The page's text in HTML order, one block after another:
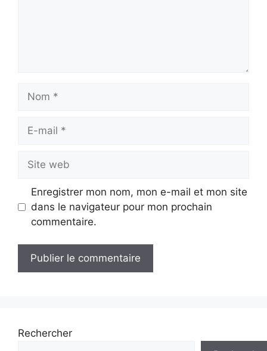
mail
web
Enregistrer mon nom, mon e-mail et mon site
dans le navigateur pour mon prochain
commentaire.
Rechercher